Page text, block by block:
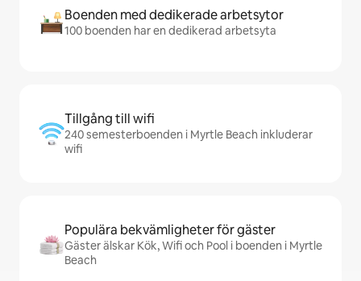
Boenden med dedikerade arbetsytor
100 boenden har en dedikerad arbetsyta
Tillgång till wifi
240 semesterboenden i Myrtle Beach inkluderar
wifi
Populära bekvämligheter för gäster
Gäster älskar Kök, Wifi och Pool i boenden i Myrtle
Beach